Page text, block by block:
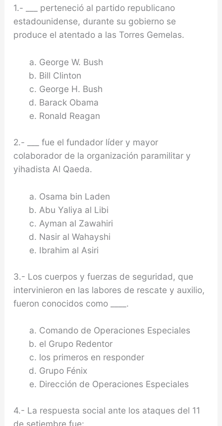
1.- ___ perteneció al partido republicano
estadounidense, durante su gobierno se
produce el atentado a las Torres Gemelas.
George W. Bush
Bill Clinton
George H. Bush
Barack Obama
Ronald Reagan
2.- ___ fue el fundador líder y mayor
colaborador de la organización paramilitar y
yihadista Al Qaeda.
Osama bin Laden
Abu Yaliya al Libi
Ayman al Zawahiri
Nasir al Wahayshi
Ibrahim al Asiri
3.- Los cuerpos y fuerzas de seguridad, que
intervinieron en las labores de rescate y auxilio,
fueron conocidos como ____.
Comando de Operaciones Especiales
el Grupo Redentor
los primeros en responder
Grupo Fénix
Dirección de Operaciones Especiales
4.- La respuesta social ante los ataques del 11